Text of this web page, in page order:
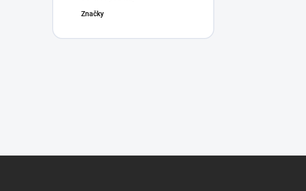
Značky